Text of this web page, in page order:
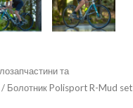
та
/ Болотник Polisport R-Mud set